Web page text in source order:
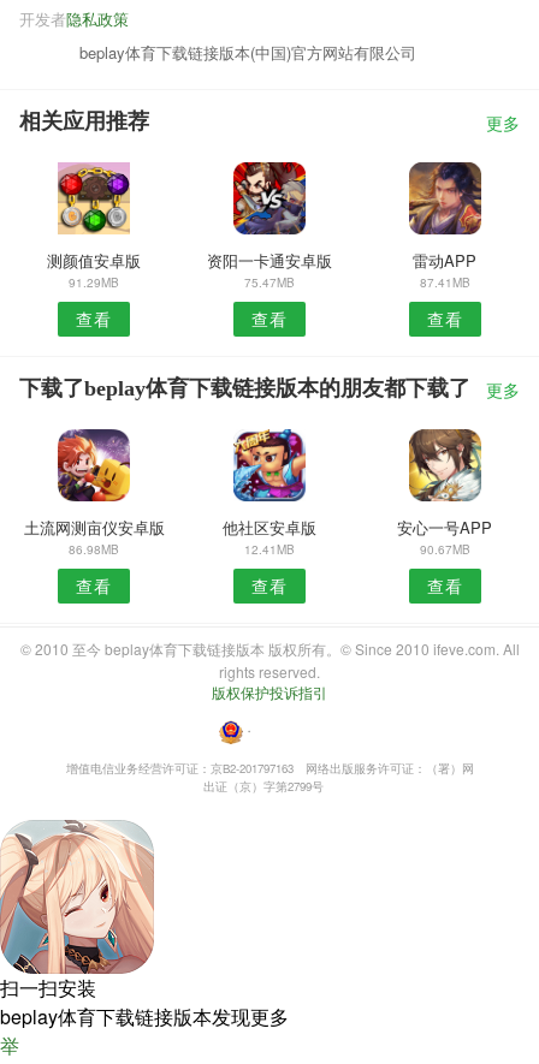
隐私政策
开发者
beplay体育下载链接版本(中国)官方网站有限公司
相关应用推荐 更多
测颜值安卓版
91.29MB
查看
资阳一卡通安卓版
75.47MB
查看
雷动APP
87.41MB
查看
下载了beplay体育下载链接版本的朋友都下载了 更多
土流网测亩仪安卓版
86.98MB
查看
他社区安卓版
12.41MB
查看
安心一号APP
90.67MB
查看
© 2010 至今 beplay体育下载链接版本 版权所有。© Since 2010 ifeve.com. All
rights reserved.
版权保护投诉指引
・
增值电信业务经营许可证：京B2-201797163
网络出版服务许可证：（署）网
出证（京）字第2799号
扫一扫安装
beplay体育下载链接版本发现更多
举